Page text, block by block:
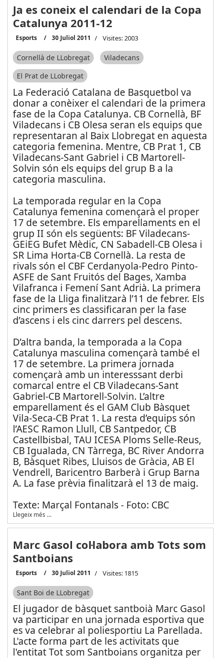
Ja es coneix el calendari de la Copa
Catalunya 2011-12
Esports 30 Juliol 2011 Visites: 2003
Cornellà de LLobregat
Viladecans
El Prat de LLobregat
La Federació Catalana de Basquetbol va
donar a conèixer el calendari de la primera
fase de la Copa Catalunya. CB Cornellà, BF
Viladecans i CB Olesa seran els equips que
representaran al Baix Llobregat en aquesta
categoria femenina. Mentre, CB Prat 1, CB
Viladecans-Sant Gabriel i CB Martorell-
Solvin són els equips del grup B a la
categoria masculina.
La temporada regular en la Copa
Catalunya femenina començarà el proper
17 de setembre. Els emparellaments en el
grup II són els següents: BF Viladecans-
GEiEG Bufet Mèdic, CN Sabadell-CB Olesa i
SR Lima Horta-CB Cornellà. La resta de
rivals són el CBF Cerdanyola-Pedro Pinto-
ASFE de Sant Fruitós del Bages, Xamba
Vilafranca i Femení Sant Adrià. La primera
fase de la Lliga finalitzarà l’11 de febrer. Els
cinc primers es classificaran per la fase
d’ascens i els cinc darrers pel descens.
D’altra banda, la temporada a la Copa
Catalunya masculina començarà també el
17 de setembre. La primera jornada
començarà amb un interesssant derbi
comarcal entre el CB Viladecans-Sant
Gabriel-CB Martorell-Solvin. L’altre
emparellament és el GAM Club Bàsquet
Vila-Seca-CB Prat 1. La resta d’equips són
l’AESC Ramon Llull, CB Santpedor, CB
Castellbisbal, TAU ICESA Ploms Selle-Reus,
CB Igualada, CN Tàrrega, BC River Andorra
B, Bàsquet Ribes, Lluisos de Gràcia, AB El
Vendrell, Baricentro Barberà i Grup Barna
A. La fase prèvia finalitzarà el 13 de maig.
Texte: Marçal Fontanals - Foto: CBC
Llegeix més …
Marc Gasol col·labora amb Tots som
Santboians
Esports 30 Juliol 2011 Visites: 1815
Sant Boi de LLobregat
El jugador de bàsquet santboià Marc Gasol
va participar en una jornada esportiva que
es va celebrar al poliesportiu La Parellada.
L'acte forma part de les activitats que
l'entitat Tot som Santboians organitza per